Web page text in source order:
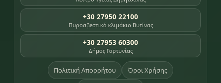
+30 27950 22100
Πυροσβεστικό κλιμάκιο Βυτίνας
+30 27953 60300
Δήμος Γορτυνίας
Πολιτική Απορρήτου Όροι Χρήσης